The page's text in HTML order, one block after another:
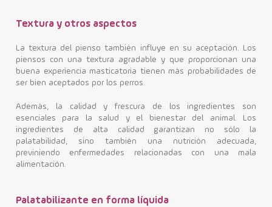
Textura y otros aspectos
La textura del pienso también influye en su aceptación. Los
piensos con una textura agradable y que proporcionan una
buena experiencia masticatoria tienen más probabilidades de
ser bien aceptados por los perros.
Además, la calidad y frescura de los ingredientes son
esenciales para la salud y el bienestar del animal. Los
ingredientes de alta calidad garantizan no sólo la
palatabilidad, sino también una nutrición adecuada,
previniendo enfermedades relacionadas con una mala
alimentación.
Palatabilizante en forma líquida